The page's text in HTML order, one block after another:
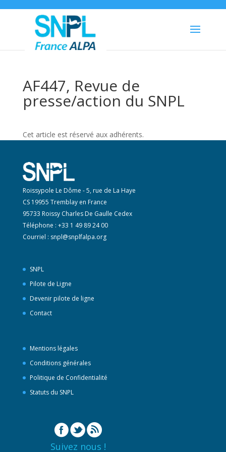
AF447, Revue de
presse/action du SNPL
Cet article est réservé aux adhérents.
Roissypole Le Dôme - 5, rue de La Haye
CS 19955 Tremblay en France
95733 Roissy Charles De Gaulle Cedex
Téléphone : +33 1 49 89 24 00
Courriel : snpl@snplfalpa.org
SNPL
Pilote de Ligne
Devenir pilote de ligne
Contact
Mentions légales
Conditions générales
Politique de Confidentialité
Statuts du SNPL
Suivez nous !